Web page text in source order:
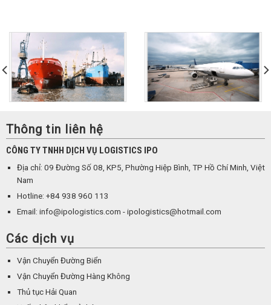
Thông tin liên hệ
CÔNG TY TNHH DỊCH VỤ LOGISTICS IPO
Địa chỉ: 09 Đường Số 08, KP5, Phường Hiệp Bình, TP Hồ Chí Minh, Việt
Nam
Hotline: +84 938 960 113
Email: info@ipologistics.com - ipologistics@hotmail.com
Các dịch vụ
Vận Chuyển Đường Biển
Vận Chuyển Đường Hàng Không
Thủ tục Hải Quan